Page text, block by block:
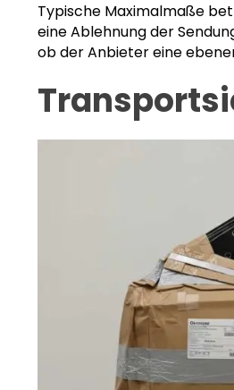
Typische Maximalmaße
eine Ablehnung der
ob der Anbieter eine